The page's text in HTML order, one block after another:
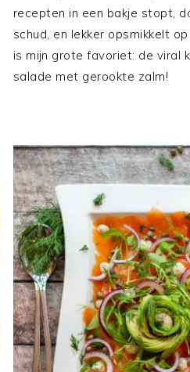
recepten in een bakje stopt,
schud, en lekker opsmikkelt
is mijn grote favoriet: de viral
salade met gerookte zalm!